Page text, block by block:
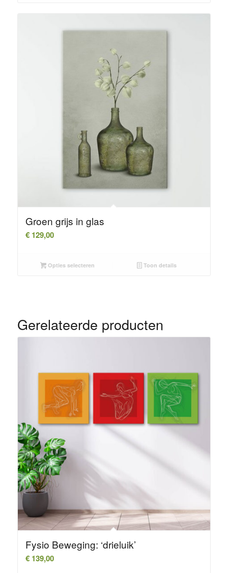
Groen grijs in glas
€129,00
Opties selecteren Toon details
Gerelateerde producten
Fysio Beweging: ‘drieluik’
€139,00